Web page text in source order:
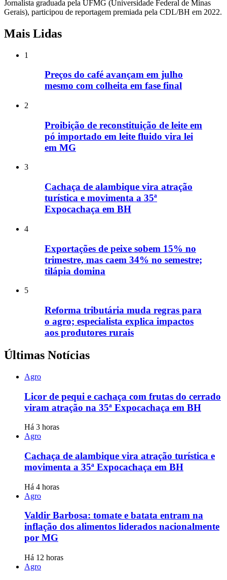
Jornalista graduada pela UFMG (Universidade Federal de Minas
Gerais), participou de reportagem premiada pela CDL/BH em 2022.
Mais Lidas
1
Preços do café avançam em julho
mesmo com colheita em fase final
2
Proibição de reconstituição de leite em
pó importado em leite fluido vira lei
em MG
3
Cachaça de alambique vira atração
turística e movimenta a 35ª
Expocachaça em BH
4
Exportações de peixe sobem 15% no
trimestre, mas caem 34% no semestre;
tilápia domina
5
Reforma tributária muda regras para
o agro; especialista explica impactos
aos produtores rurais
Últimas Notícias
Agro
Licor de pequi e cachaça com frutas do cerrado
viram atração na 35ª Expocachaça em BH
Há 3 horas
Agro
Cachaça de alambique vira atração turística e
movimenta a 35ª Expocachaça em BH
Há 4 horas
Agro
Valdir Barbosa: tomate e batata entram na
inflação dos alimentos liderados nacionalmente
por MG
Há 12 horas
Agro